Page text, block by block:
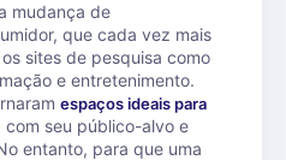
mudança de
que cada vez mais
sites de pesquisa como
e entretenimento.
espaços ideais para
com seu público-alvo e
entanto, para que uma